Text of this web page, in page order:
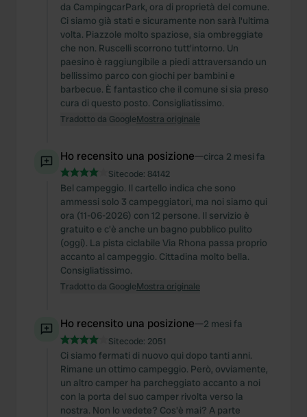
da CampingcarPark, ora di proprietà del comune.
Ci siamo già stati e sicuramente non sarà l'ultima
volta. Piazzole molto spaziose, sia ombreggiate
che non. Ruscelli scorrono tutt'intorno. Un
paesino è raggiungibile a piedi attraversando un
bellissimo parco con giochi per bambini e
barbecue. È fantastico che il comune si sia preso
cura di questo posto. Consigliatissimo.
Tradotto da GoogleMostra originale
Ho recensito una posizione—circa 2 mesi fa
Sitecode: 84142
Bel campeggio. Il cartello indica che sono
ammessi solo 3 campeggiatori, ma noi siamo qui
ora (11-06-2026) con 12 persone. Il servizio è
gratuito e c'è anche un bagno pubblico pulito
(oggi). La pista ciclabile Via Rhona passa proprio
accanto al campeggio. Cittadina molto bella.
Consigliatissimo.
Tradotto da GoogleMostra originale
Ho recensito una posizione—2 mesi fa
Sitecode: 2051
Ci siamo fermati di nuovo qui dopo tanti anni.
Rimane un ottimo campeggio. Però, ovviamente,
un altro camper ha parcheggiato accanto a noi
con la porta del suo camper rivolta verso la
nostra. Non lo vedete? Cos'è mai? A parte